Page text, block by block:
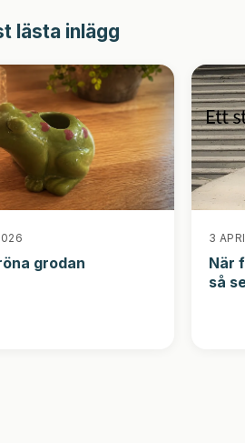
lästa inlägg
grodan
3
När
så